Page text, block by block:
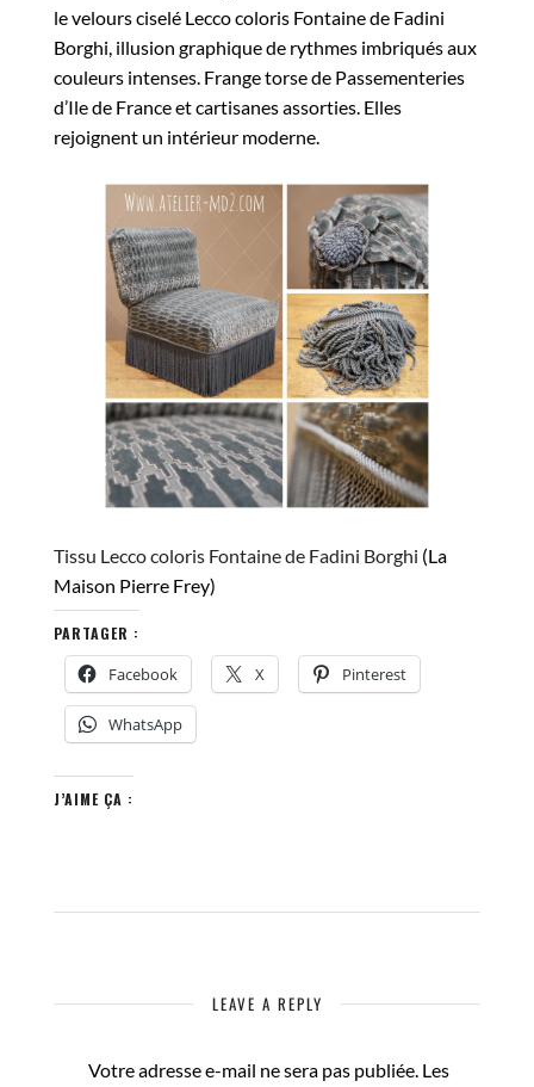
le velours ciselé Lecco coloris Fontaine de Fadini
Borghi, illusion graphique de rythmes imbriqués aux
couleurs intenses. Frange torse de Passementeries
d’Ile de France et cartisanes assorties. Elles
rejoignent un intérieur moderne.
Tissu Lecco coloris Fontaine de Fadini Borghi (La
Maison Pierre Frey)
PARTAGER :
Facebook X Pinterest
WhatsApp
J’AIME ÇA :
LEAVE A REPLY
Votre adresse e-mail ne sera pas publiée. Les